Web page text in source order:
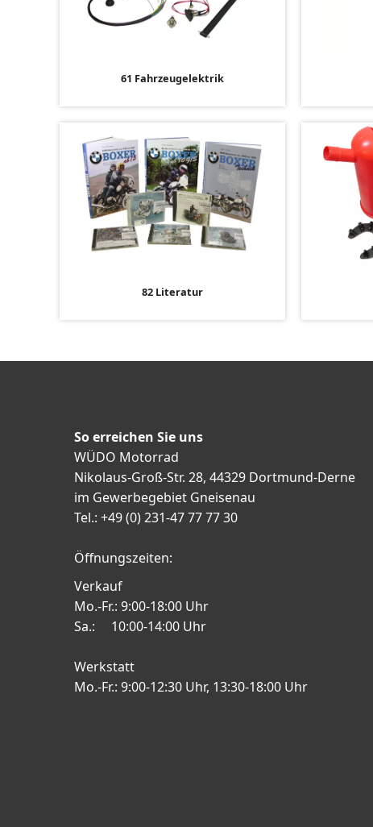
61 Fahrzeugelektrik
82 Literatur
So erreichen Sie uns
WÜDO Motorrad
Nikolaus-Groß-Str. 28, 44329 Dortmund-Derne
im Gewerbegebiet Gneisenau
Tel.: +49 (0) 231-47 77 77 30
Öffnungszeiten:
Verkauf
Mo.-Fr.: 9:00-18:00 Uhr
Sa.: 10:00-14:00 Uhr
Werkstatt
Mo.-Fr.: 9:00-12:30 Uhr, 13:30-18:00 Uhr